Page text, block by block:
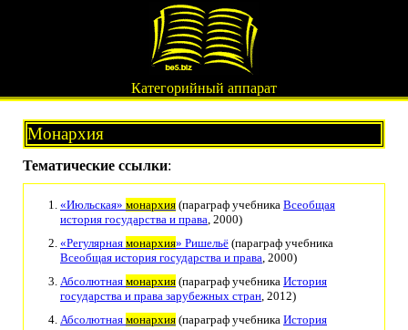
Категорийный аппарат
Монархия
Тематические ссылки:
«Июльская» монархия (параграф учебника Всеобщая
история государства и права, 2000)
«Регулярная монархия» Ришельё (параграф учебника
Всеобщая история государства и права, 2000)
Абсолютная монархия (параграф учебника История
государства и права зарубежных стран, 2012)
Абсолютная монархия (параграф учебника История